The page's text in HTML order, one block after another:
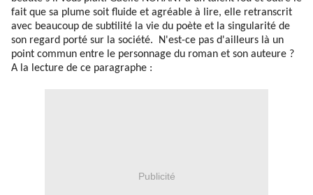
fait que sa plume soit fluide et agréable à lire, elle retranscrit
avec beaucoup de subtilité la vie du poète et la singularité de
son regard porté sur la société. N'est-ce pas d'ailleurs là un
point commun entre le personnage du roman et son auteure ?
A la lecture de ce paragraphe :
Publicité